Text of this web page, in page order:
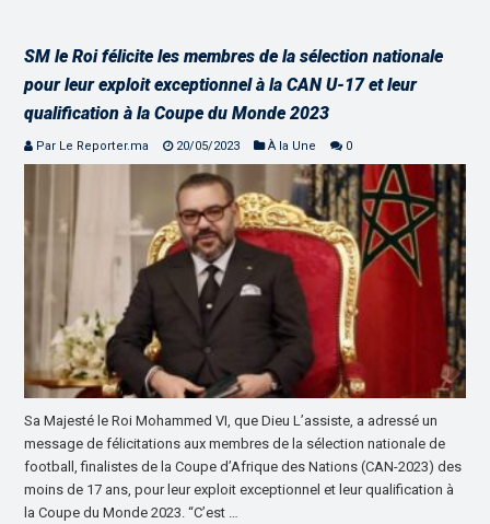
SM le Roi félicite les membres de la sélection nationale
pour leur exploit exceptionnel à la CAN U-17 et leur
qualification à la Coupe du Monde 2023
Par Le Reporter.ma 20/05/2023 À la Une 0
Sa Majesté le Roi Mohammed VI, que Dieu L’assiste, a adressé un
message de félicitations aux membres de la sélection nationale de
football, finalistes de la Coupe d’Afrique des Nations (CAN-2023) des
moins de 17 ans, pour leur exploit exceptionnel et leur qualification à
la Coupe du Monde 2023. “C’est …